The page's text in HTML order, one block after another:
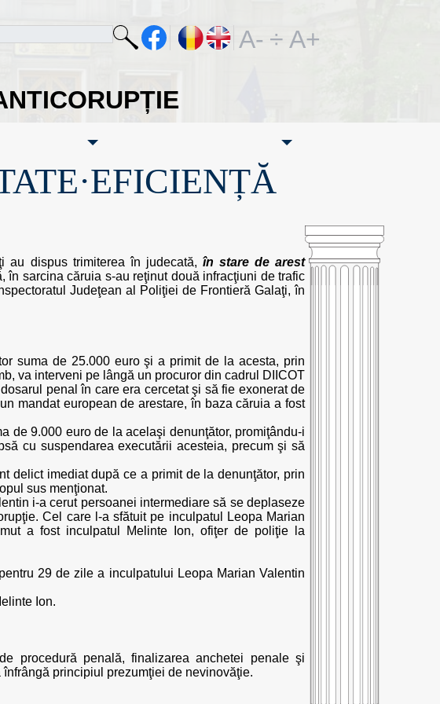
A- ÷ A+
au dispus trimiterea în judecată, în stare de arest
în sarcina căruia s-au reţinut două infracţiuni de trafic
Judeţean al Poliţiei de Frontieră Galaţi, în
suma de 25.000 euro şi a primit de la acesta, prin
va interveni pe lângă un procuror din cadrul DIICOT
penal în care era cercetat şi să fie exonerat de
mandat european de arestare, în baza căruia a fost
de 9.000 euro de la acelaşi denunţător, promiţându-i
cu suspendarea executării acesteia, precum şi să
delict imediat după ce a primit de la denunţător, prin
sus menţionat.
i-a cerut persoanei intermediare să se deplaseze
Cel care l-a sfătuit pe inculpatul Leopa Marian
a fost inculpatul Melinte Ion, ofiţer de poliţie la
29 de zile a inculpatului Leopa Marian Valentin
Ion.
procedură penală, finalizarea anchetei penale şi
principiul prezumţiei de nevinovăţie.